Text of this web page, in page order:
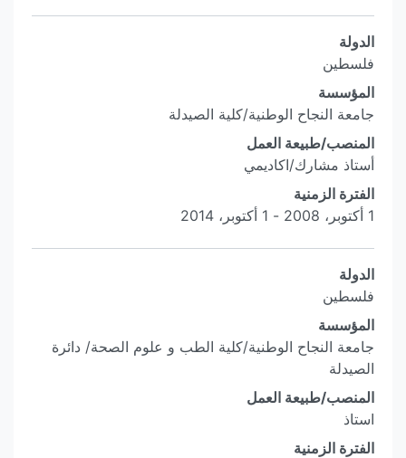
الدولة
فلسطين
المؤسسة
جامعة النجاح الوطنية/كلية الصيدلة
المنصب/طبيعة العمل
أستاذ مشارك/اكاديمي
الفترة الزمنية
1 أكتوبر، 2008 - 1 أكتوبر، 2014
الدولة
فلسطين
المؤسسة
جامعة النجاح الوطنية/كلية الطب و علوم الصحة/ دائرة
الصيدلة
المنصب/طبيعة العمل
استاذ
الفترة الزمنية